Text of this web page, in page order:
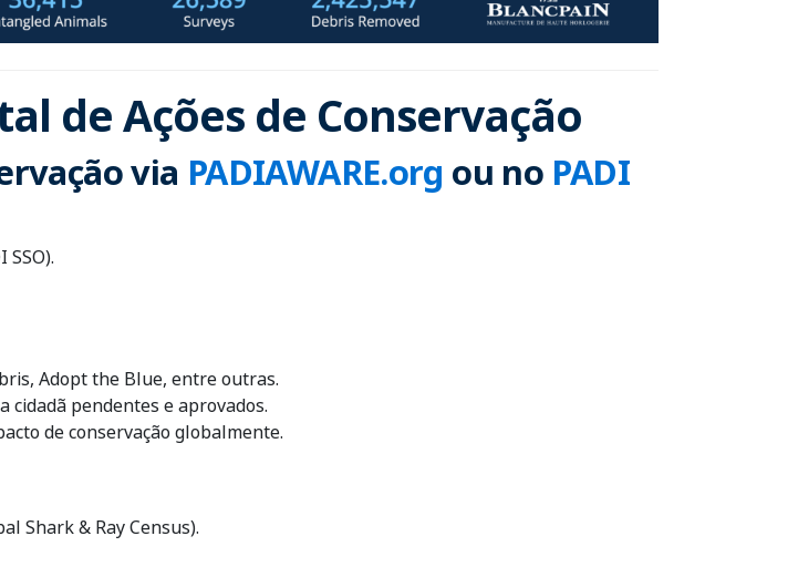
de Ações de Conservação
via PADIAWARE.org ou no PADI
SSO).
Adopt the Blue, entre outras.
cidadã pendentes e aprovados.
de conservação globalmente.
Shark & Ray Census).